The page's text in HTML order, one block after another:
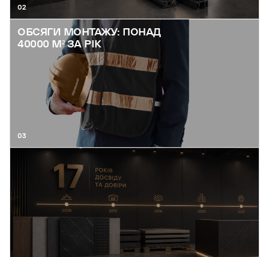
02
ОБСЯГИ МОНТАЖУ: ПОНАД
40000 М² ЗА РІК
03